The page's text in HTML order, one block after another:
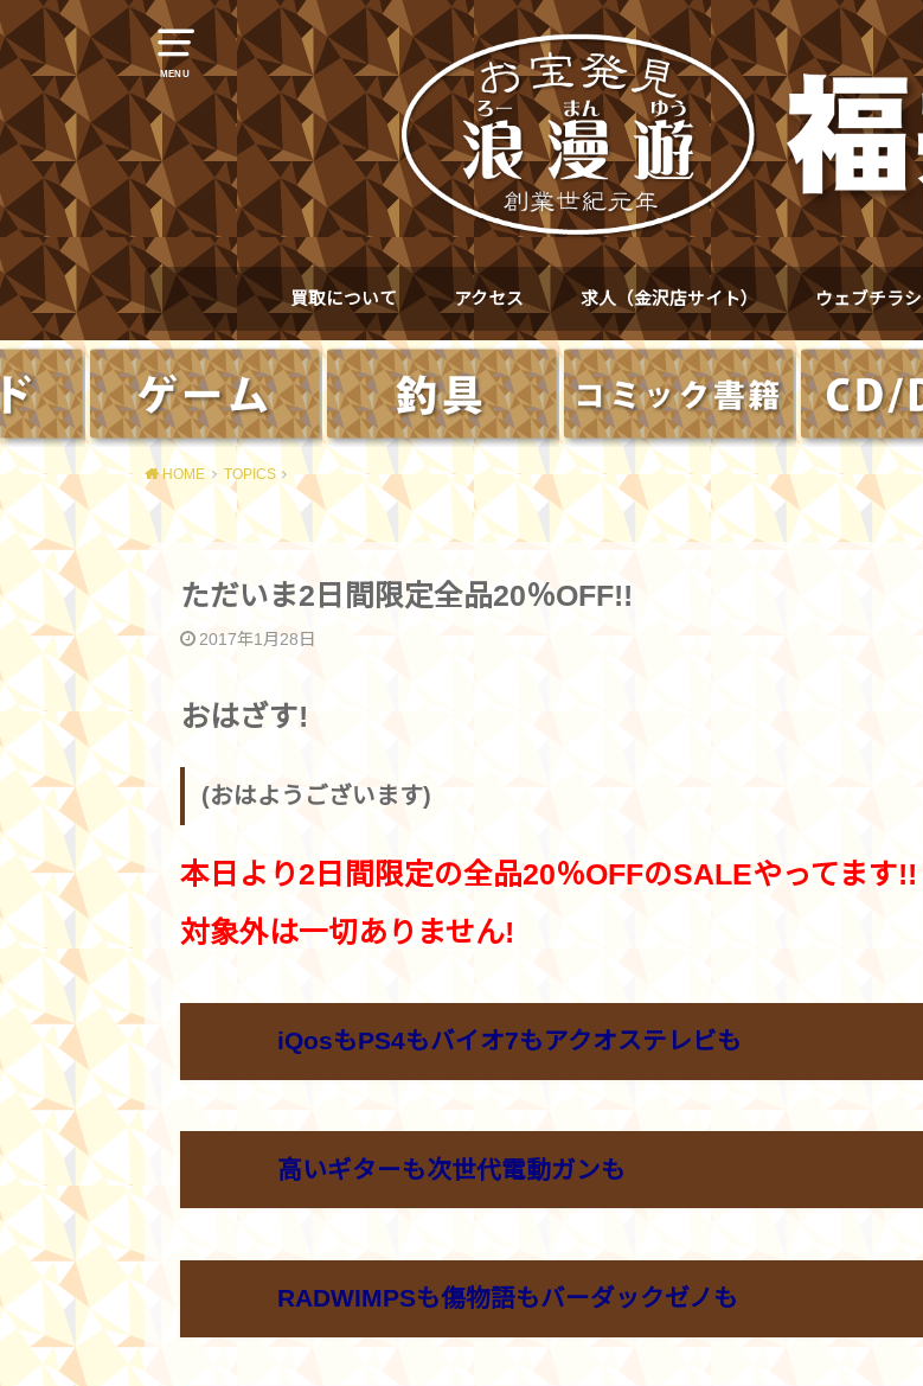
MENU
買取について アクセス 求人（金沢店サイト） ウェブチラシ
HOME TOPICS
ただいま2日間限定全品20％OFF!!
2017年1月28日
おはざす!
(おはようございます)
本日より2日間限定の全品20％OFFのSALEやってます!!
対象外は一切ありません!
iQosもPS4もバイオ7もアクオステレビも
高いギターも次世代電動ガンも
RADWIMPSも傷物語もバーダックゼノも